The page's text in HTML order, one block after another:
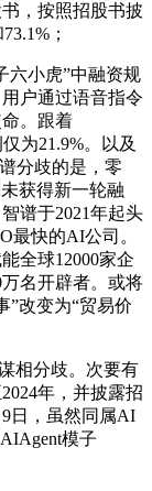
，按照招股书披
；
小虎”中融资规
户通过语音指令
。跟着
为21.9%。以及
分歧的是，零
获得新一轮融
谱于2021年起头
最快的AI公司。
全球12000家企
名开辟者。或将
”改变为“贸易价
相分歧。次要有
年，并披露招
日，虽然同属AI
模子